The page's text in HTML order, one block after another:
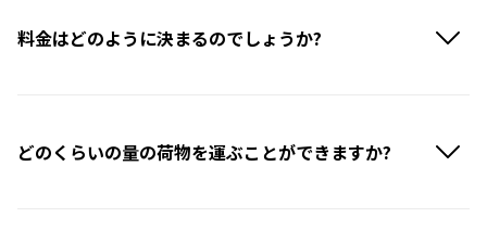
料金はどのように決まるのでしょうか?
どのくらいの量の荷物を運ぶことができますか?